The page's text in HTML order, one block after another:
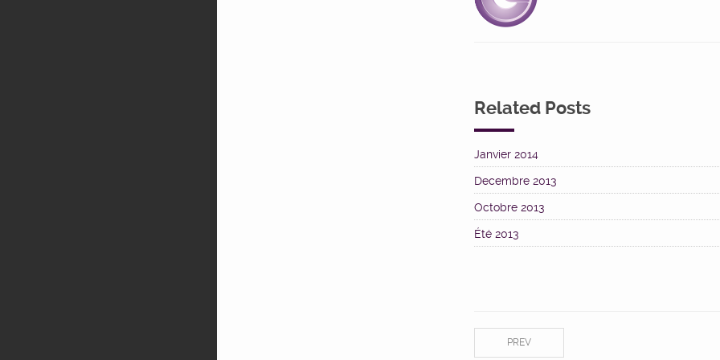
Related Posts
Janvier 2014
Decembre 2013
Octobre 2013
Été 2013
PREV